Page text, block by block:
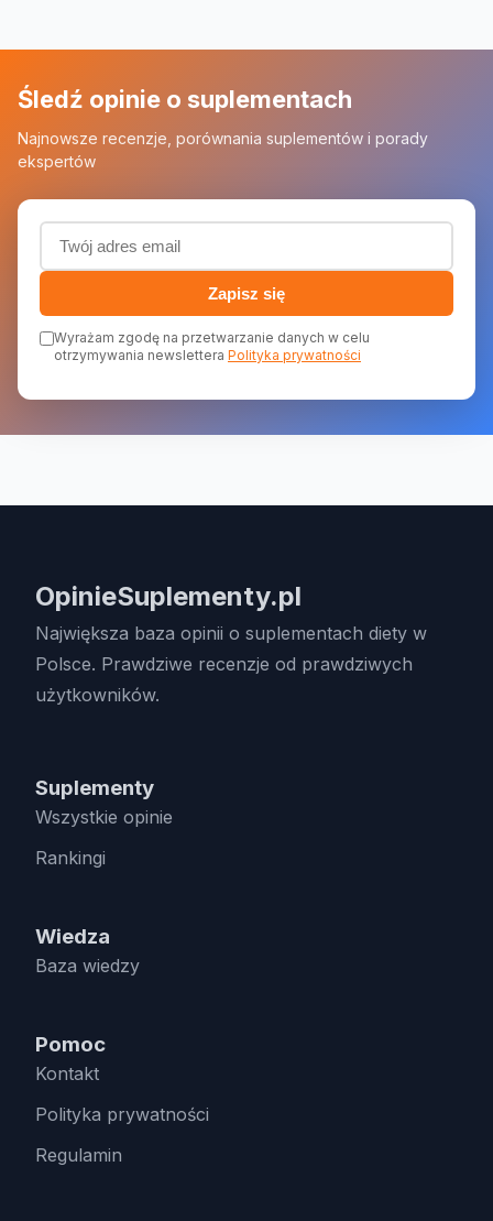
Śledź opinie o suplementach
Najnowsze recenzje, porównania suplementów i porady
ekspertów
Adres email (wymagany)
Zapisz się
Wyrażam zgodę na przetwarzanie danych w celu
otrzymywania newslettera Polityka prywatności
OpinieSuplementy.pl
Największa baza opinii o suplementach diety w
Polsce. Prawdziwe recenzje od prawdziwych
użytkowników.
Suplementy
Wszystkie opinie
Rankingi
Wiedza
Baza wiedzy
Pomoc
Kontakt
Polityka prywatności
Regulamin